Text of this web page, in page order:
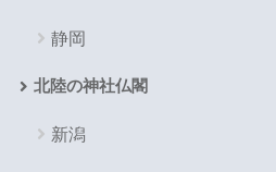
静岡
北陸の神社仏閣
新潟